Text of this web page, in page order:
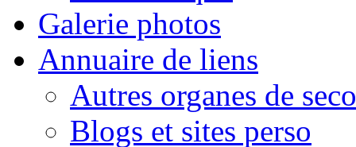
Galerie photos
Annuaire de liens
Autres organes de
Blogs et sites perso